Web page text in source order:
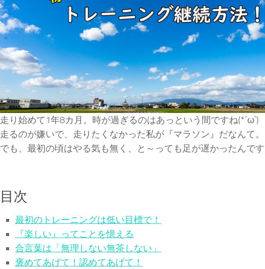
走り始めて1年8カ月。時が過ぎるのはあっという間ですね(*´ω`)
走るのが嫌いで、走りたくなかった私が『マラソン』だなんて。
でも、最初の頃はやる気も無く、と～っても足が遅かったんです
目次
最初のトレーニングは低い目標で！
『楽しい』ってことを憶える
合言葉は「無理しない無茶しない」
褒めてあげて！認めてあげて！